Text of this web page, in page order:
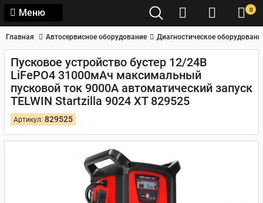
Меню 0
Главная Автосервисное оборудование Диагностическое
Пусковое устройство бустер 12/24В
LiFePO4 31000мАч максимальный
пусковой ток 9000А автоматический запуск
TELWIN Startzilla 9024 XT 829525
Артикул: 829525